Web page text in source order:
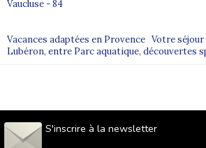
Vaucluse - 84
Vacances adaptées en Provence Votre séjour
Lubéron, entre Parc aquatique, découvertes
S'inscrire à la newsletter